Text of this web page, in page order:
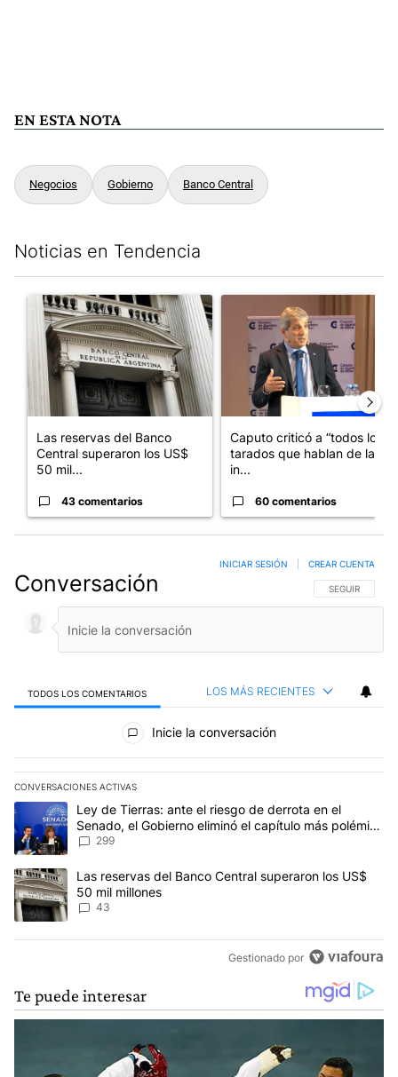
EN ESTA NOTA
Negocios Gobierno Banco Central
Noticias en Tendencia
Un artículo de tendencia con el título "Las reservas del Banco
Las reservas del Banco
Central superaron los US$
50 mil...
43 comentarios
Caputo criticó a “todos los
tarados que hablan de la
in...
60 comentarios
Conversación SIGA ESTA
SEGUIR
INICIAR SESIÓN CREAR CUENTA
TODOS LOS COMENTARIOS LOS MÁS RECIENTES
Todos los comentarios
Inicie la conversación
CONVERSACIONES ACTIVAS
Este listado muestra los artículos con más comentarios en los
Un artículo de tendencia con el título "Ley de Tierras: ante el
Ley de Tierras: ante el riesgo de derrota en el
Senado, el Gobierno eliminó el capítulo más polémico
del proyecto
299
Un artículo de tendencia con el título "Las reservas del Banco
Las reservas del Banco Central superaron los US$
50 mil millones
43
Gestionado por